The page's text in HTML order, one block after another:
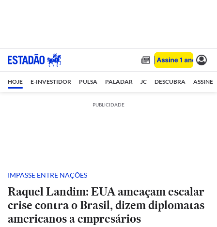
HOJE E-INVESTIDOR PULSA PALADAR JC DESCUBRA ASSINE
PUBLICIDADE
IMPASSE ENTRE NAÇÕES
Raquel Landim: EUA ameaçam escalar
crise contra o Brasil, dizem diplomatas
americanos a empresários